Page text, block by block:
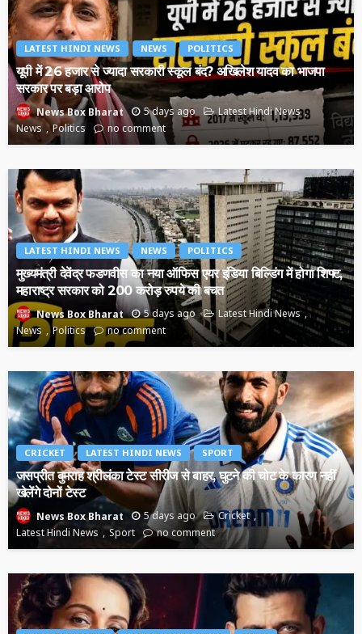
LATEST HINDI NEWS NEWS POLITICS
यूपी में 26 हजार से ज्यादा सरकारी स्कूल बंद? अखिलेश यादव का भाजपा
सरकार पर बड़ा आरोप
News Box Bharat 5 days ago
Latest Hindi News
News
Politics no comment
LATEST HINDI NEWS NEWS POLITICS
मुख्यमंत्री देवेंद्र फडणवीस का नया ऑफिस एयर इंडिया बिल्डिंग में होगा शिफ्ट,
महाराष्ट्र सरकार को 200 करोड़ रुपये की बचत
News Box Bharat 5 days ago
Latest Hindi News
News
Politics no comment
CRICKET LATEST HINDI NEWS SPORT
जसप्रीत बुमराह श्रीलंका टेस्ट सीरीज से बाहर, घुटने की चोट के कारण नहीं
खेलेंगे दोनों टेस्ट
News Box Bharat 5 days ago
Cricket
Latest Hindi News
Sport no comment